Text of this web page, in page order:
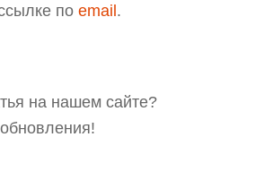
по email .
на нашем сайте?